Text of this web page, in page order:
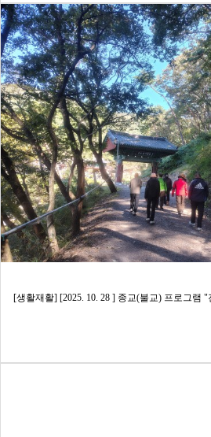
[생활재활] [2025. 10. 28 ] 종교(불교) 프로그램